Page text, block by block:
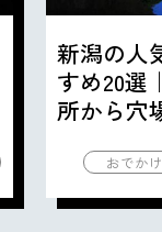
新潟の人
すめ20選
所から穴
おでか